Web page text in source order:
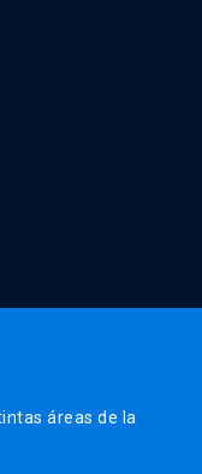
áreas de la